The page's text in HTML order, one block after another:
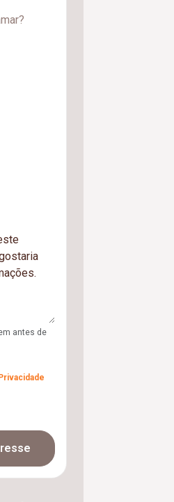
antes de
Privacidade